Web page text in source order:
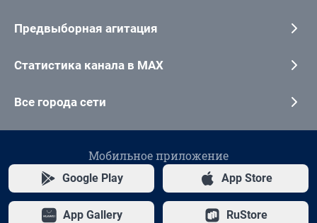
Предвыборная агитация
Статистика канала в MAX
Все города сети
Мобильное приложение
Google Play App Store
App Gallery RuStore